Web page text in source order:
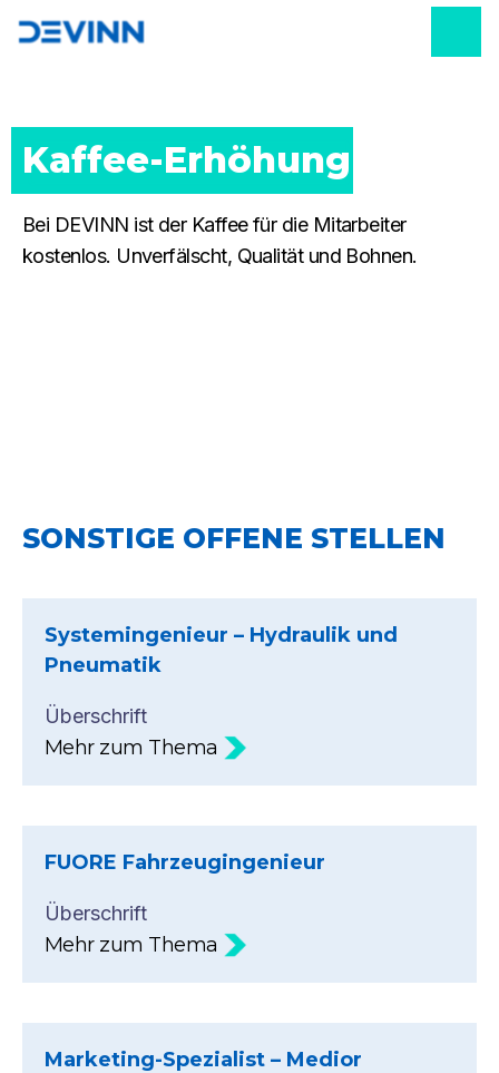
Kaffee-Erhöhung
Bei DEVINN ist der Kaffee für die Mitarbeiter
kostenlos. Unverfälscht, Qualität und Bohnen.
SONSTIGE OFFENE STELLEN
Systemingenieur – Hydraulik und
Pneumatik
Überschrift
Mehr zum Thema
FUORE Fahrzeugingenieur
Überschrift
Mehr zum Thema
Marketing-Spezialist – Medior